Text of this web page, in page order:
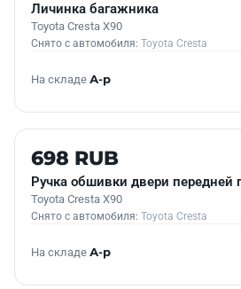
Личинка багажника
Toyota Cresta X90
Снято с автомобиля: Toyota Cresta
На складе А-р
Б/У В НАЛИЧИИ
698 RUB
Ручка обшивки двери передней
Toyota Cresta X90
Снято с автомобиля: Toyota Cresta
На складе А-р